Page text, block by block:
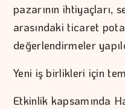
pazarının ihtiyaçları,
arasındaki ticaret
değerlendirmeler
Yeni iş birlikleri için
Etkinlik kapsamında